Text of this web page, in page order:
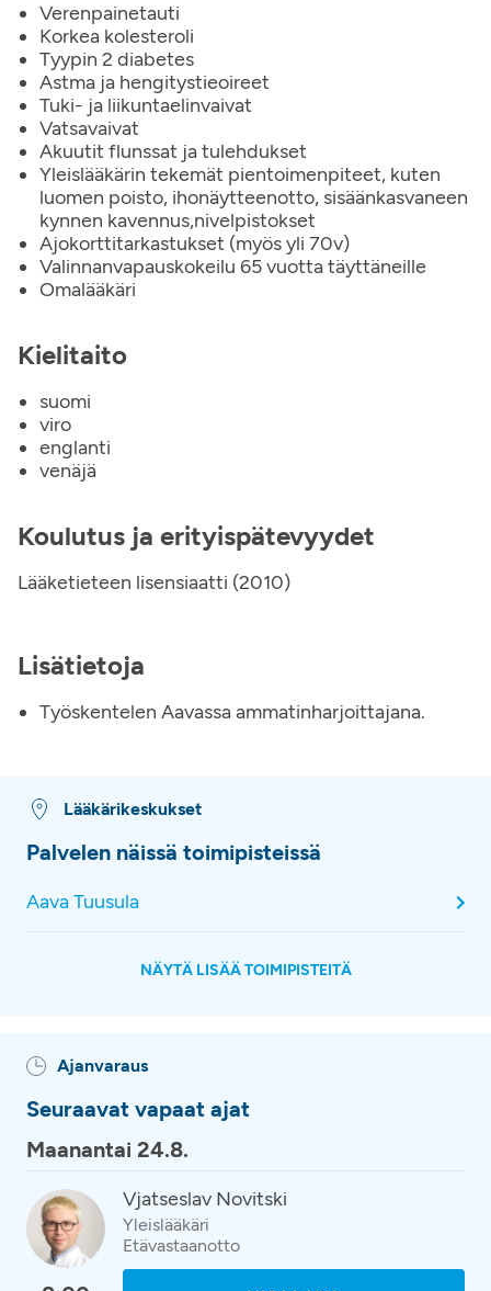
Verenpainetauti
Korkea kolesteroli
Tyypin 2 diabetes
Astma ja hengitystieoireet
Tuki- ja liikuntaelinvaivat
Vatsavaivat
Akuutit flunssat ja tulehdukset
Yleislääkärin tekemät pientoimenpiteet, kuten
luomen poisto, ihonäytteenotto, sisäänkasvaneen
kynnen kavennus,nivelpistokset
Ajokorttitarkastukset (myös yli 70v)
Valinnanvapauskokeilu 65 vuotta täyttäneille
Omalääkäri
Kielitaito
suomi
viro
englanti
venäjä
Koulutus ja erityispätevyydet
Lääketieteen lisensiaatti (2010)
Lisätietoja
Työskentelen Aavassa ammatinharjoittajana.
Lääkärikeskukset
Palvelen näissä toimipisteissä
Aava Tuusula
NÄYTÄ LISÄÄ TOIMIPISTEITÄ
Ajanvaraus
Seuraavat vapaat ajat
Maanantai 24.8.
Vjatseslav Novitski
Yleislääkäri
Etävastaanotto